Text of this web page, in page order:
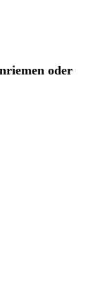
oder